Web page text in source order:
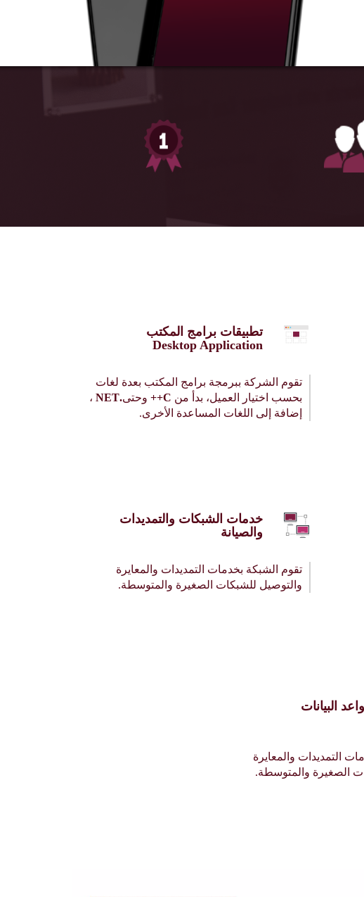
تطبيقات برامج المكتب
Desktop Application
تقوم الشركة ببرمجة برامج المكتب بعدة لغات
بحسب اختيار العميل، بدأ من C++ وحتى.NET
،
إضافة إلى اللغات المساعدة الأخرى.
خدمات الشبكات والتمديدات
والصيانة
تقوم الشبكة بخدمات التمديدات والمعايرة
والتوصيل للشبكات الصغيرة والمتوسطة.
البيانات
التمديدات والمعايرة
الصغيرة والمتوسطة.